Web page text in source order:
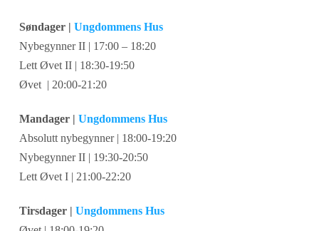
Søndager | Ungdommens Hus
Nybegynner II | 17:00 – 18:20
Lett Øvet II | 18:30-19:50
Øvet | 20:00-21:20
Mandager | Ungdommens Hus
Absolutt nybegynner | 18:00-19:20
Nybegynner II | 19:30-20:50
Lett Øvet I | 21:00-22:20
Tirsdager | Ungdommens Hus